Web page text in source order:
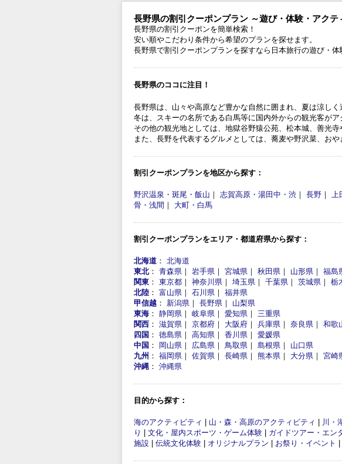
長野県の割引クーポンプラン ～遊び・体験・アクテ
長野県の割引クーポンを簡単検索！
安い順やこだわり条件から希望のプランを探せます。
長野県で割引クーポンプランを探すなら日本旅行の遊び・体
長野県のココに注目！
長野県は、山々や高原など豊かな自然に囲まれ、夏は涼し
冬は、スキーの名所である白馬等に国内外からの観光客がア
その他の観光地としては、地獄谷野猿公苑、松本城、善光
また、長野を代表するグルメとしては、蕎麦や野沢菜、お
割引クーポンプランを地区から探す：
野沢温泉・斑尾・飯山 ｜ 志賀高原・湯田中・渋 ｜ 長野 ｜
骨・浅間 ｜ 大町・白馬
割引クーポンプランをエリア・都道府県から探す：
北海道 ： 北海道
東北： 青森県 ｜ 岩手県 ｜ 宮城県 ｜ 秋田県 ｜ 山形県 ｜ 福島
関東 ： 東京都 ｜ 神奈川県 ｜ 埼玉県 ｜ 千葉県 ｜ 茨城県 ｜ 栃
北陸 ： 富山県 ｜ 石川県 ｜ 福井県
甲信越 ： 新潟県 ｜ 長野県 ｜ 山梨県
東海 ： 静岡県 ｜ 岐阜県 ｜ 愛知県 ｜ 三重県
関西 ： 滋賀県 ｜ 京都府 ｜ 大阪府 ｜ 兵庫県 ｜ 奈良県 ｜ 和歌
四国 ： 徳島県 ｜ 高知県 ｜ 香川県 ｜ 愛媛県
中国 ： 岡山県 ｜ 広島県 ｜ 鳥取県 ｜ 島根県 ｜ 山口県
九州 ： 福岡県 ｜ 佐賀県 ｜ 長崎県 ｜ 熊本県 ｜ 大分県 ｜ 宮崎
沖縄 ： 沖縄県
目的から探す：
海のアクティビティ 山・森・高原のアクティビティ 川・
り
文化・屋内スポーツ・ゲーム体験 ガイドツアー・エン
施設
伝統文化体験 オリジナルプラン お祭り・イベント